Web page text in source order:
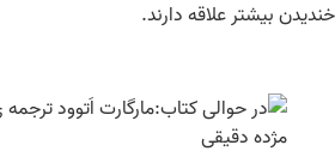
خندیدن بیشتر علاقه دارند.